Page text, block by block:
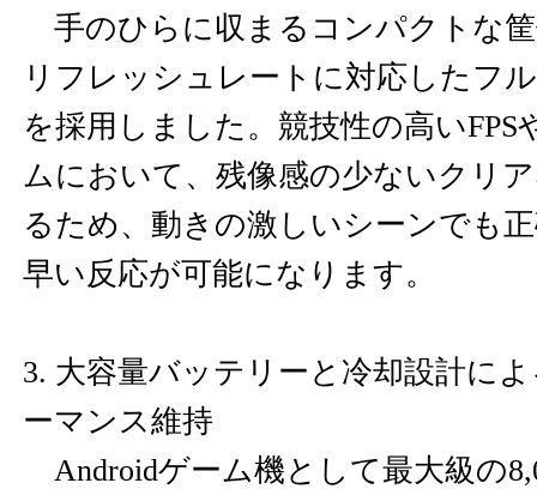
手のひらに収まるコンパクトな筐
リフレッシュレートに対応したフ
を採用しました。競技性の高い
ムにおいて、残像感の少ないクリ
るため、動きの激しいシーンでも
早い反応が可能になります。
3. 大容量バッテリーと冷却設計に
ーマンス維持
Androidゲーム機として最大級の